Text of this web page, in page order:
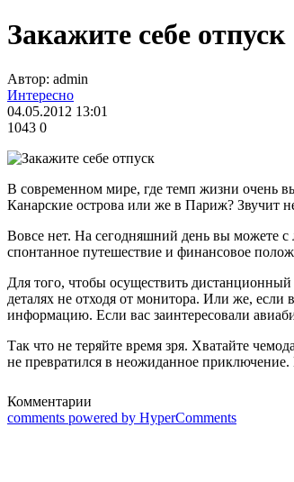
Закажите себе отпуск
Автор: admin
Интересно
04.05.2012 13:01
1043 0
В современном мире, где темп жизни очень
Канарские острова или же в Париж? Звучит
Вовсе нет. На сегодняшний день вы можете с
спонтанное путешествие и финансовое
Для того, чтобы осуществить дистанционный
деталях не отходя от монитора. Или же,
информацию. Если вас заинтересовали
Так что не теряйте время зря. Хватайте
не превратился в неожиданное приключение.
Комментарии
comments powered by HyperComments